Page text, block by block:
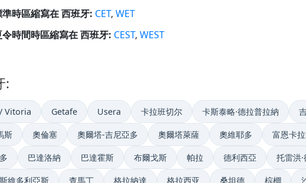
準時區縮寫在 西班牙: CET, WET
令時間時區縮寫在 西班牙: CEST, WEST
:
Vitoria Getafe Usera 卡拉班切尔 卡斯泰略·德拉普拉納
斯 奧倫塞 奧爾塔-吉尼亞多 奧爾塔萊薩 奧維耶多 富恩卡
巴達洛納 巴達霍斯 布爾戈斯 帕拉 德利西亞 托雷洪
維多利亞斯 查馬丁 格拉納達 格拉西亚 桑坦德 棕櫚